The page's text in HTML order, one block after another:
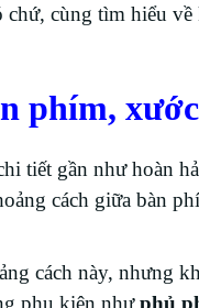
cùng tìm hiểu
phím,
tiết gần như hoàn
cách giữa bàn
cách này, nhưng